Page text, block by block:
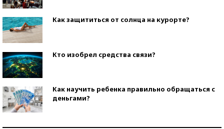
Как защититься от солнца на курорте?
Кто изобрел средства связи?
Как научить ребенка правильно обращаться с
деньгами?